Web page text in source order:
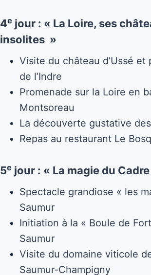
4e jour : « La Loire, ses
insolites »
Visite du château d’Ussé
de l’Indre
Promenade sur la Loire en
Montsoreau
La découverte gustative
Repas au restaurant Le
5e jour : « La magie du
Spectacle grandiose « les
Saumur
Initiation à la « Boule de
Saumur
Visite du domaine viticole
Saumur-Champigny